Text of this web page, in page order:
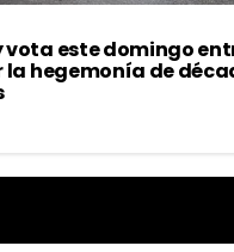
este domingo
hegemonía de